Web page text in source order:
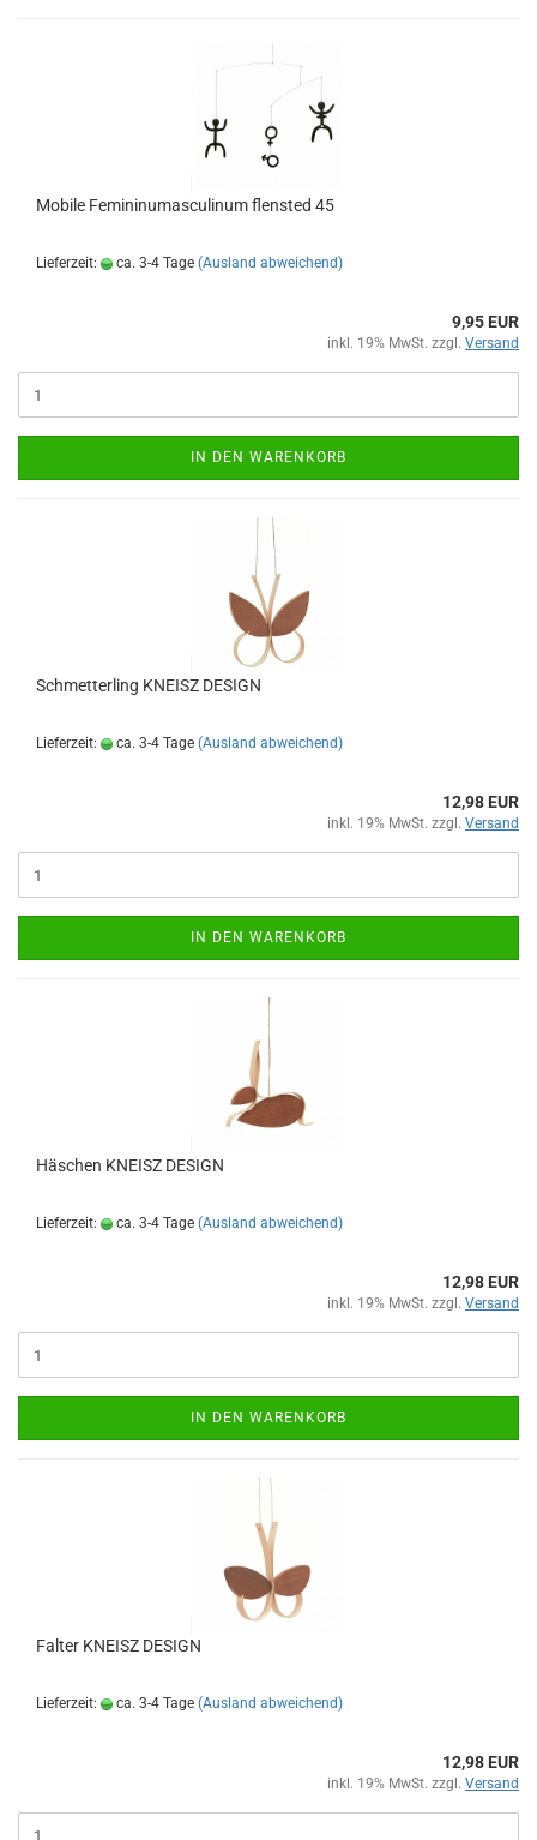
Mobile Femininumasculinum flensted 45
Lieferzeit: ca. 3-4 Tage (Ausland abweichend)
9,95 EUR
inkl. 19% MwSt. zzgl. Versand
IN DEN WARENKORB
Schmetterling KNEISZ DESIGN
Lieferzeit: ca. 3-4 Tage (Ausland abweichend)
12,98 EUR
inkl. 19% MwSt. zzgl. Versand
IN DEN WARENKORB
Häschen KNEISZ DESIGN
Lieferzeit: ca. 3-4 Tage (Ausland abweichend)
12,98 EUR
inkl. 19% MwSt. zzgl. Versand
IN DEN WARENKORB
Falter KNEISZ DESIGN
Lieferzeit: ca. 3-4 Tage (Ausland abweichend)
12,98 EUR
inkl. 19% MwSt. zzgl. Versand